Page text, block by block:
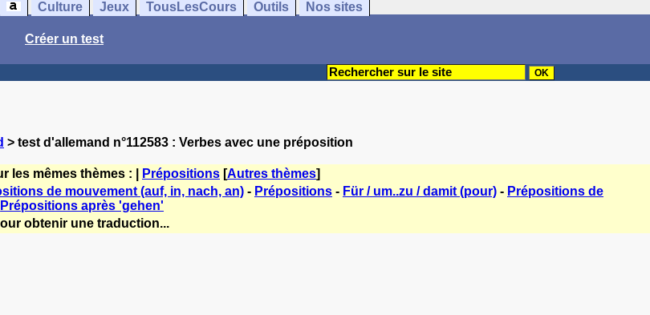
Culture Jeux TousLesCours Outils Nos sites
Créer un test
> test d'allemand n°112583 : Verbes avec une préposition
les mêmes thèmes : | Prépositions [Autres thèmes]
de mouvement (auf, in, nach, an) - Prépositions - Für / um..zu / damit (pour) - Prépositions de
Prépositions après 'gehen'
obtenir une traduction...